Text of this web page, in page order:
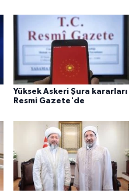
Yüksek Askeri Şura kararları
Resmi Gazete'de